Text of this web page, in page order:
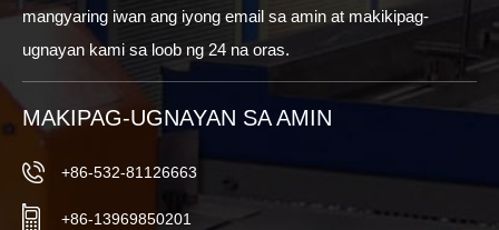
mangyaring iwan ang iyong email sa amin at makikipag-
ugnayan kami sa loob ng 24 na oras.
MAKIPAG-UGNAYAN SA AMIN
+86-532-81126663
+86-13969850201